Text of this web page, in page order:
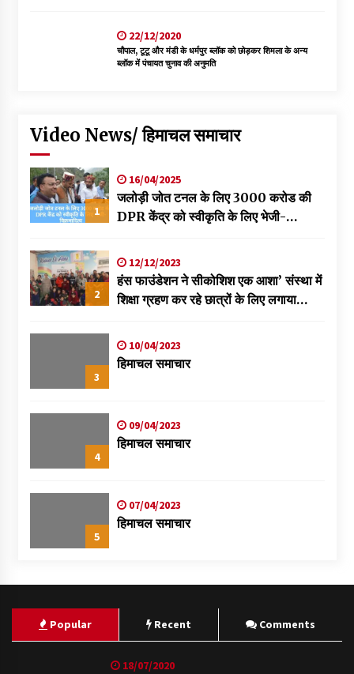
22/12/2020
चौपाल, टूटू और मंडी के धर्मपुर ब्लॉक को छोड़कर शिमला के अन्य
ब्लॉक में पंचायत चुनाव की अनुमति
Video News/ हिमाचल समाचार
1
16/04/2025
जलोड़ी जोत टनल के लिए 3000 करोड की
DPR केंद्र को स्वीकृति के लिए भेजी-
2
12/12/2023
हंस फाउंडेशन ने सीकोशिश एक आशा’ संस्था में
शिक्षा ग्रहण कर रहे छात्रों के लिए लगाया
3
10/04/2023
हिमाचल समाचार
4
09/04/2023
हिमाचल समाचार
5
07/04/2023
हिमाचल समाचार
Popular Recent Comments
18/07/2020